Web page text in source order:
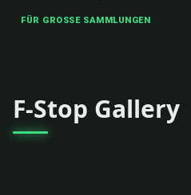
FÜR GROSSE SAMMLUNGEN
F-Stop Gallery